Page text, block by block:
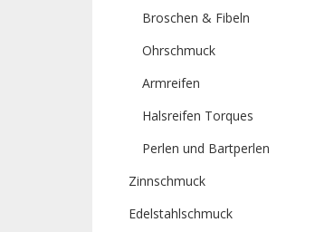
Broschen & Fibeln
Ohrschmuck
Armreifen
Halsreifen Torques
Perlen und Bartperlen
Zinnschmuck
Edelstahlschmuck